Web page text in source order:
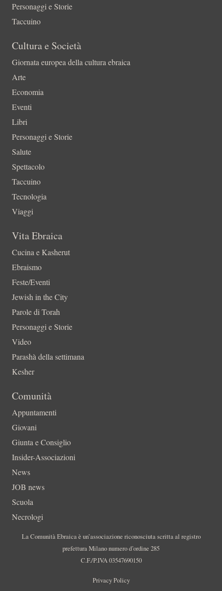
Personaggi e Storie
Taccuino
Cultura e Società
Giornata europea della cultura ebraica
Arte
Economia
Eventi
Libri
Personaggi e Storie
Salute
Spettacolo
Taccuino
Tecnologia
Viaggi
Vita Ebraica
Cucina e Kasherut
Ebraismo
Feste/Eventi
Jewish in the City
Parole di Torah
Personaggi e Storie
Video
Parashà della settimana
Kesher
Comunità
Appuntamenti
Giovani
Giunta e Consiglio
Insider-Associazioni
News
JOB news
Scuola
Necrologi
La Comunità Ebraica è un’associazione riconosciuta scritta al registro
prefettura Milano numero d’ordine 285
C.F./P.IVA 03547690150
Privacy Policy